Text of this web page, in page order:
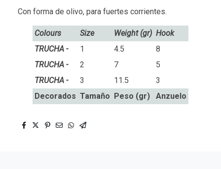
Con forma de olivo, para fuertes corrientes.
Colours Size Weight (gr) Hook
TRUCHA -
1 4.5
8
TRUCHA -
2 7
5
TRUCHA -
3 11.5
3
Decorados Tamaño Peso (gr) Anzuelo